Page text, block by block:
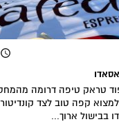
טראק טיפה דרומה
למצוא קפה טוב לצד
בבישול ארוך...